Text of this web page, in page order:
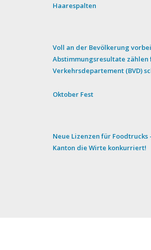
Haarespalten
Voll an der Bevölkerung
Abstimmungsresultate zählen
Verkehrsdepartement (BVD)
Oktober Fest
Neue Lizenzen für
Kanton die Wirte konkurriert!